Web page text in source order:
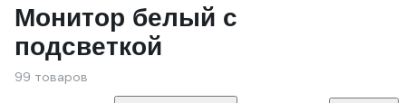
Монитор белый с
подсветкой
99 товаров